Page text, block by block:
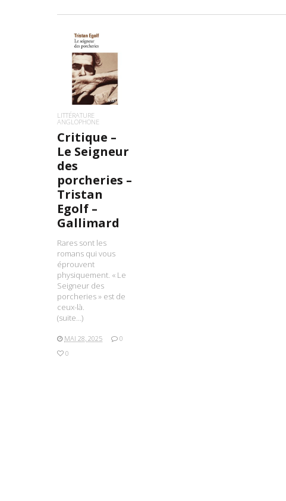
LIRE LA SUITE
LITTÉRATURE
ANGLOPHONE
Critique –
Le Seigneur
des
porcheries –
Tristan
Egolf –
Gallimard
Rares sont les
romans qui vous
éprouvent
physiquement. « Le
Seigneur des
porcheries » est de
ceux-là.
(suite…)
MAI 28, 2025
0
0